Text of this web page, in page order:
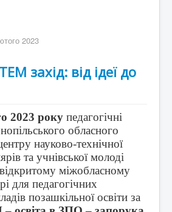
2023
захід: від ідеї до
2023 року педагогічні
обласного
науково-технічної
та учнівської молоді
міжобласному
для педагогічних
позашкільної освіти за